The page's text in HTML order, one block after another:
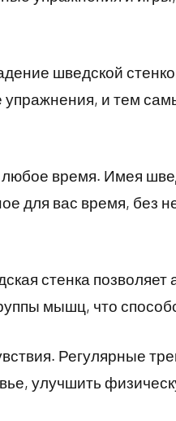
шведской
упражнения, и тем
время. Имея
для вас время, без
стенка позволяет
мышц, что
Регулярные
улучшить